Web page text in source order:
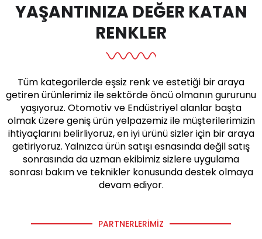
YAŞANTINIZA DEĞER KATAN
RENKLER
Tüm kategorilerde eşsiz renk ve estetiği bir araya
getiren ürünlerimiz ile sektörde öncü olmanın gururunu
yaşıyoruz. Otomotiv ve Endüstriyel alanlar başta
olmak üzere geniş ürün yelpazemiz ile müşterilerimizin
ihtiyaçlarını belirliyoruz, en iyi ürünü sizler için bir araya
getiriyoruz. Yalnızca ürün satışı esnasında değil satış
sonrasında da uzman ekibimiz sizlere uygulama
sonrası bakım ve teknikler konusunda destek olmaya
devam ediyor.
PARTNERLERIMIZ